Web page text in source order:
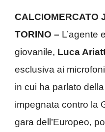
CALCIOMERCATO
TORINO – L’agente
giovanile, Luca
esclusiva ai
in cui ha parlato
impegnata contro la
gara dell’Europeo,